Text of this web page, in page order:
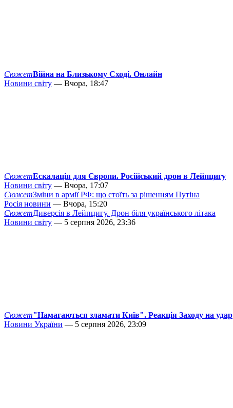
СюжетВійна на Близькому Сході. Онлайн
Новини світу — Вчора, 18:47
СюжетЕскалація для Європи. Російський дрон в Лейпцигу
Новини світу — Вчора, 17:07
СюжетЗміни в армії РФ: що стоїть за рішенням Путіна
Росія новини — Вчора, 15:20
СюжетДиверсія в Лейпцигу. Дрон біля українського літака
Новини світу — 5 серпня 2026, 23:36
Сюжет"Намагаються зламати Київ". Реакція Заходу на удар
Новини України — 5 серпня 2026, 23:09